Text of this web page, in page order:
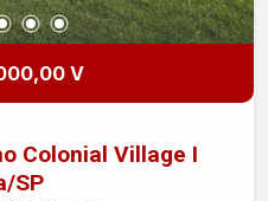
V
Colonial Village I
SP